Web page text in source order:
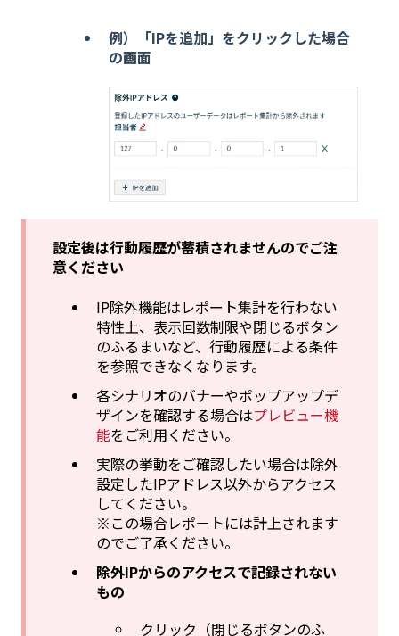
例）「IPを追加」をクリックした場合
の画面
設定後は行動履歴が蓄積されませんのでご注
意ください
IP除外機能はレポート集計を行わない
特性上、表示回数制限や閉じるボタン
のふるまいなど、行動履歴による条件
を参照できなくなります。
各シナリオのバナーやポップアップデ
ザインを確認する場合はプレビュー機
能をご利用ください。
実際の挙動をご確認したい場合は除外
設定したIPアドレス以外からアクセス
してください。
※この場合レポートには計上されます
のでご了承ください。
除外IPからのアクセスで記録されない
もの
クリック（閉じるボタンのふ